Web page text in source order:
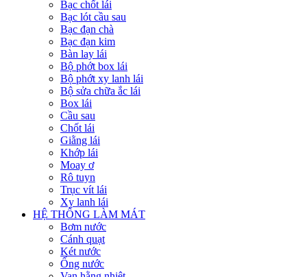
Bạc chốt lái
Bạc lót cầu sau
Bạc đạn chà
Bạc đạn kim
Bàn lay lái
Bộ phớt box lái
Bộ phớt xy lanh lái
Bộ sửa chữa ắc lái
Box lái
Cầu sau
Chốt lái
Giằng lái
Khớp lái
Moay ơ
Rô tuyn
Trục vít lái
Xy lanh lái
HỆ THỐNG LÀM MÁT
Bơm nước
Cánh quạt
Két nước
Ống nước